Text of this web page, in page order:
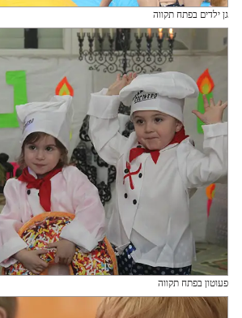
גן ילדים בפתח תקווה
פעוטון בפתח תקווה